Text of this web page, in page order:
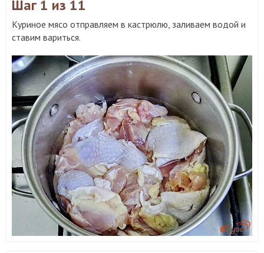
Шаг 1 из 11
Куриное мясо отправляем в кастрюлю, заливаем водой и
ставим вариться.